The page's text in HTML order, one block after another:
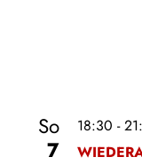
So
7
18:30 -